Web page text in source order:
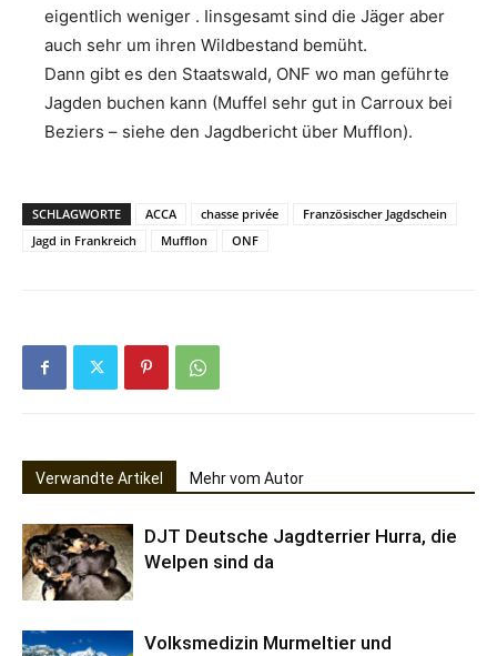
eigentlich weniger . Iinsgesamt sind die Jäger aber
auch sehr um ihren Wildbestand bemüht.
Dann gibt es den Staatswald, ONF wo man geführte
Jagden buchen kann (Muffel sehr gut in Carroux bei
Beziers – siehe den Jagdbericht über Mufflon).
SCHLAGWORTE ACCA chasse privée
Französischer Jagdschein
Jagd in Frankreich
Mufflon ONF
Verwandte Artikel Mehr vom Autor
DJT Deutsche Jagdterrier Hurra, die
Welpen sind da
Volksmedizin Murmeltier und